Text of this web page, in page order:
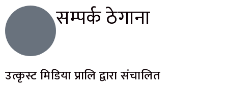
सम्पर्क ठेगाना
उत्कृस्ट मिडिया प्रालि द्वारा संचालित